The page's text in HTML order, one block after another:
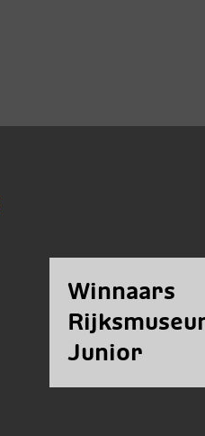
Winnaars
Junior
Fellowship